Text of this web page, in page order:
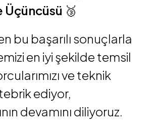
Üçüncüsü 🥉
bu başarılı sonuçlarla
en iyi şekilde temsil
ve teknik
ediyor,
devamını diliyoruz.